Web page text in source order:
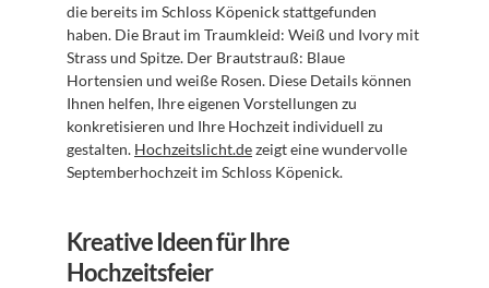
die bereits im Schloss Köpenick stattgefunden
haben. Die Braut im Traumkleid: Weiß und Ivory mit
Strass und Spitze. Der Brautstrauß: Blaue
Hortensien und weiße Rosen. Diese Details können
Ihnen helfen, Ihre eigenen Vorstellungen zu
konkretisieren und Ihre Hochzeit individuell zu
gestalten. Hochzeitslicht.de zeigt eine wundervolle
Septemberhochzeit im Schloss Köpenick.
Kreative Ideen für Ihre
Hochzeitsfeier